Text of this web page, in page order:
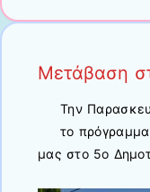
Μετάβαση
Την
το
μας στο 5ο